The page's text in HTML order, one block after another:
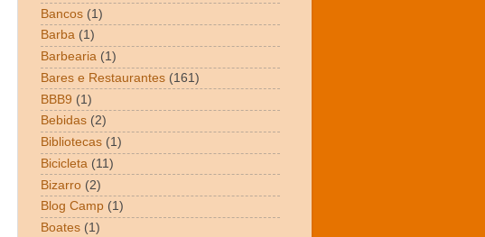
Bancos (1)
Barba (1)
Barbearia (1)
Bares e Restaurantes (161)
BBB9 (1)
Bebidas (2)
Bibliotecas (1)
Bicicleta (11)
Bizarro (2)
Blog Camp (1)
Boates (1)